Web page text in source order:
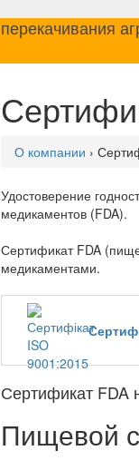
О компании ›
Удостоверение
медикаментов (FDA).
Сертификат FDA
медикаментами.
Сертификат FDA
Пищевой